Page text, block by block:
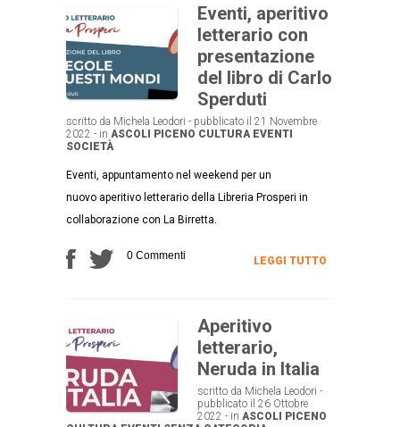
Eventi, aperitivo
letterario con
presentazione
del libro di Carlo
Sperduti
scritto da Michela Leodori - pubblicato il 21 Novembre
2022 - in ASCOLI PICENO CULTURA EVENTI
SOCIETÀ
Eventi, appuntamento nel weekend per un
nuovo aperitivo letterario della Libreria Prosperi in
collaborazione con La Birretta.
0 Commenti LEGGI TUTTO
Aperitivo
letterario,
Neruda in Italia
scritto da Michela Leodori -
pubblicato il 26 Ottobre
2022 - in ASCOLI PICENO